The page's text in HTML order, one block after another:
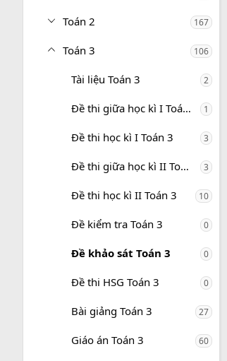
Toán 2 167
Toán 3 106
Tài liệu Toán 3 2
Đề thi giữa học kì I Toán 3 1
Đề thi học kì I Toán 3 3
Đề thi giữa học kì II Toán 3 3
Đề thi học kì II Toán 3 10
Đề kiểm tra Toán 3 0
Đề khảo sát Toán 3 0
Đề thi HSG Toán 3 0
Bài giảng Toán 3 27
Giáo án Toán 3 60